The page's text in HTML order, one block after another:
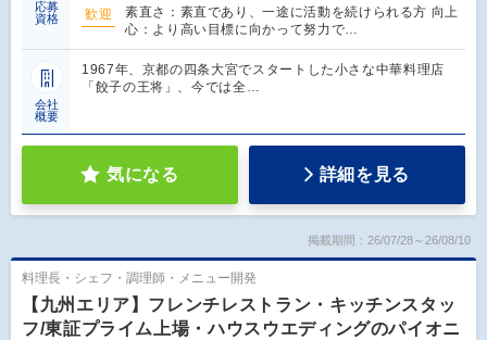
応募
資格
歓迎
素直さ：素直であり、一途に活動を続けられる方 向上
心：より高い目標に向かって努力で…
会社
概要
1967年、京都の四条大宮でスタートした小さな中華料理店
「餃子の王将」、今では全…
気になる 詳細を見る
掲載期間：26/07/28～26/08/10
料理長・シェフ・調理師・メニュー開発
【九州エリア】フレンチレストラン・キッチンスタッ
フ/東証プライム上場・ハウスウエディングのパイオニ